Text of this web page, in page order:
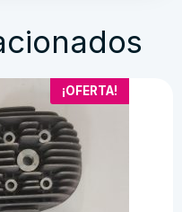
¡OFERTA!